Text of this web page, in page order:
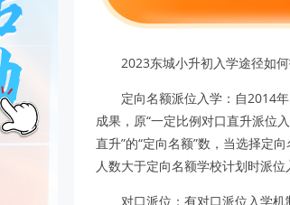
2023东城小升初入学途径如
定向名额派位入学：自2014
成果，原“一定比例对口直升派位
直升”的“定向名额”数，当选择定
人数大于定向名额学校计划时派
对口派位：有对口派位入学